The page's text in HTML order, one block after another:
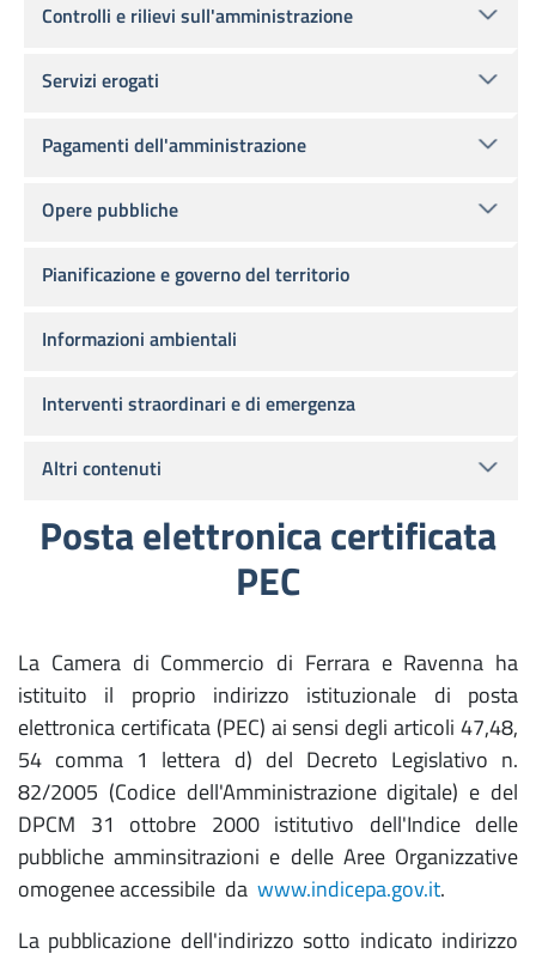
Posta elettronica certificata
PEC
La Camera di Commercio di Ferrara e Ravenna ha
istituito il proprio indirizzo istituzionale di posta
elettronica certificata (PEC) ai sensi degli articoli 47,48,
54 comma 1 lettera d) del Decreto Legislativo n.
82/2005 (Codice dell'Amministrazione digitale) e del
DPCM 31 ottobre 2000 istitutivo dell'Indice delle
pubbliche amminsitrazioni e delle Aree Organizzative
omogenee accessibile da www.indicepa.gov.it.
La pubblicazione dell'indirizzo sotto indicato indirizzo
Controlli e rilievi sull'amministrazione
Servizi erogati
Pagamenti dell'amministrazione
Opere pubbliche
Pianificazione e governo del territorio
Informazioni ambientali
Interventi straordinari e di emergenza
Altri contenuti